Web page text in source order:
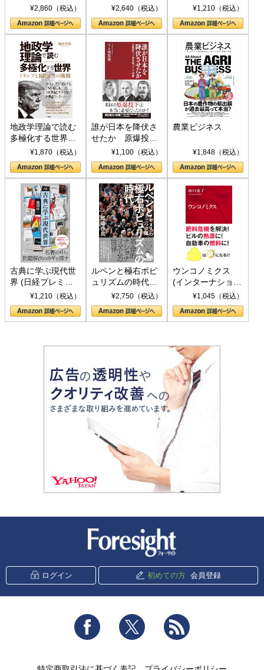
¥2,860（税込） ¥2,640（税込）
ト S 039)¥1,210（税込）
地政学理論で読む
多極化する世界：
トランプとBRICS
の挑戦
¥1,870（税込）
誰が日本を降伏さ
せたか 原爆投
下、ソ連参戦、そ
して聖断 (PHP新
書)
¥1,100（税込）
農業ビジネス
¥1,848（税込）
古典に学ぶ現代世
界 (日経プレミア
シリーズ)¥1,210（税込）
ルペンと極右ポピ
ュリズムの時代：
〈ヤヌス〉の二つ
の顔
¥2,750（税込）
ウンコノミクス
(インターナショナ
ル新書)¥1,045（税込）
ログイン 初めての方 会員登録
Facebook Twitter